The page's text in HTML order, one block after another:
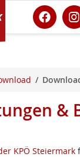
&
KPÖ Steiermark